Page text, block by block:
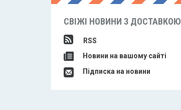
СВІЖІ НОВИНИ З ДОСТАВКОЮ
RSS
Новини на вашому сайті
Підписка на новини